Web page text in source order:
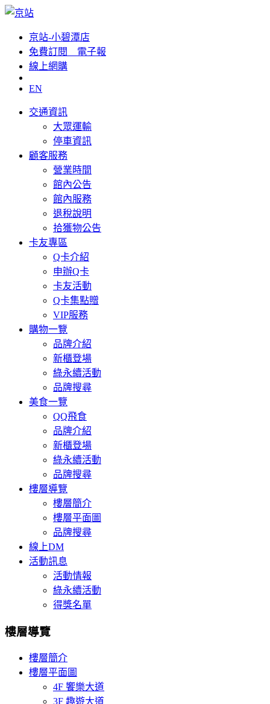
京站-小碧潭店
免費訂閱__電子報
線上網購
EN
交通資訊
大眾運輸
停車資訊
顧客服務
營業時間
館內公告
館內服務
退稅說明
拾獲物公告
卡友專區
Q卡介紹
申辦Q卡
卡友活動
Q卡集點贈
VIP服務
購物一覽
品牌介紹
新櫃登場
綠永續活動
品牌搜尋
美食一覽
QQ飛食
品牌介紹
新櫃登場
綠永續活動
品牌搜尋
樓層導覽
樓層簡介
樓層平面圖
品牌搜尋
線上DM
活動訊息
活動情報
綠永續活動
得獎名單
樓層導覽
樓層簡介
樓層平面圖
4F 饗樂大道
3F 趣遊大道